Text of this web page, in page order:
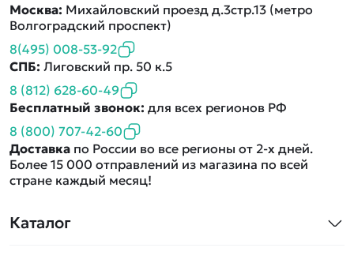
Каталог
Москва: Михайловский проезд д.3стр.13 (метро
Волгоградский проспект)
8(495) 008-53-92
СПБ: Лиговский пр. 50 к.5
8 (812) 628-60-49
Бесплатный звонок: для всех регионов РФ
8 (800) 707-42-60
Доставка по России во все регионы от 2-х дней.
Более 15 000 отправлений из магазина по всей
стране каждый месяц!